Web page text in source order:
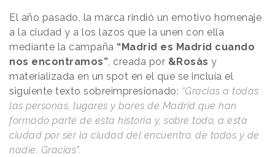
El año pasado, la marca rindió un emotivo homenaje
a la ciudad y a los lazos que la unen con ella
mediante la campaña “Madrid es Madrid cuando
nos encontramos”, creada por &Rosàs y
materializada en un spot en el que se incluía el
siguiente texto sobreimpresionado: “Gracias a todas
las personas, lugares y bares de Madrid que han
formado parte de esta historia y, sobre todo, a esta
ciudad por ser la ciudad del encuentro, de todos y de
nadie. Gracias”.